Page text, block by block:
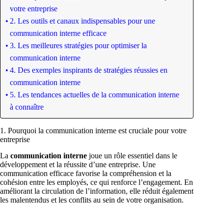
votre entreprise
2. Les outils et canaux indispensables pour une
communication interne efficace
3. Les meilleures stratégies pour optimiser la
communication interne
4. Des exemples inspirants de stratégies réussies en
communication interne
5. Les tendances actuelles de la communication interne
à connaître
1. Pourquoi la communication interne est cruciale pour votre
entreprise
La communication interne joue un rôle essentiel dans le
développement et la réussite d’une entreprise. Une
communication efficace favorise la compréhension et la
cohésion entre les employés, ce qui renforce l’engagement. En
améliorant la circulation de l’information, elle réduit également
les malentendus et les conflits au sein de votre organisation.